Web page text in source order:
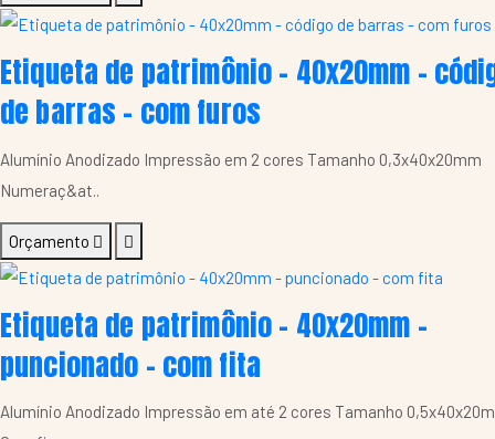
Etiqueta de patrimônio - 40x20mm -
de barras - com furos
Alumínio Anodizado Impressão em 2 cores Tamanho 0,3x40x20mm
Numeraç&at..
Orçamento
Etiqueta de patrimônio - 40x20mm -
puncionado - com fita
Alumínio Anodizado Impressão em até 2 cores Tamanho